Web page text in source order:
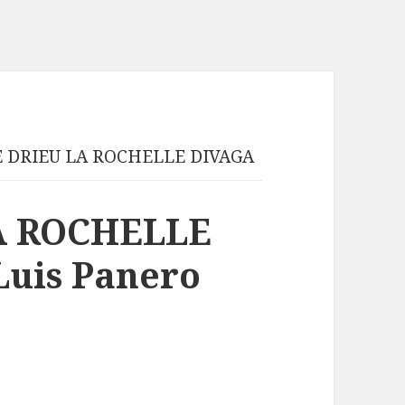
DRIEU LA ROCHELLE DIVAGA
ROCHELLE
Panero